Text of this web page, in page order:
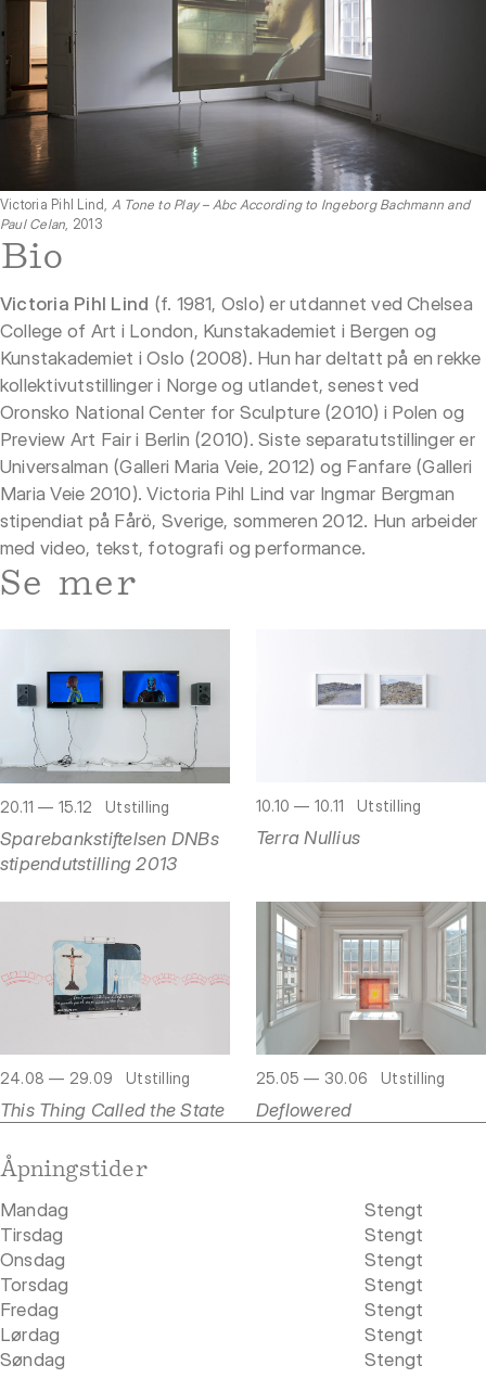
Victoria Pihl Lind, A Tone to Play – Abc According to Ingeborg Bachmann and
Paul Celan, 2013
Bio
Victoria Pihl Lind (f. 1981, Oslo) er utdannet ved Chelsea
College of Art i London, Kunstakademiet i Bergen og
Kunstakademiet i Oslo (2008). Hun har deltatt på en rekke
kollektivutstillinger i Norge og utlandet, senest ved
Oronsko National Center for Sculpture (2010) i Polen og
Preview Art Fair i Berlin (2010). Siste separatutstillinger er
Universalman (Galleri Maria Veie, 2012) og Fanfare (Galleri
Maria Veie 2010). Victoria Pihl Lind var Ingmar Bergman
stipendiat på Fårö, Sverige, sommeren 2012. Hun arbeider
med video, tekst, fotografi og performance.
Se mer
20.11 — 15.12 Utstilling
Sparebankstiftelsen DNBs
stipendutstilling 2013
10.10 — 10.11 Utstilling
Terra Nullius
24.08 — 29.09 Utstilling
This Thing Called the State
25.05 — 30.06 Utstilling
Deflowered
Åpningstider
Mandag
Stengt
Tirsdag
Stengt
Onsdag
Stengt
Torsdag
Stengt
Fredag
Stengt
Lørdag
Stengt
Søndag
Stengt